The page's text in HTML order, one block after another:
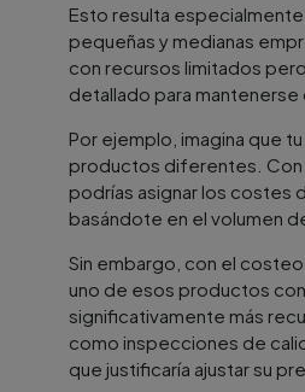
Esto resulta
pequeñas y medianas
con recursos limitados
detallado para mantenerse
Por ejemplo, imagina que
productos diferentes. Con
podrías asignar los costes
basándote en el volumen
Sin embargo, con el
uno de esos productos
significativamente más
como inspecciones de
que justificaría ajustar su